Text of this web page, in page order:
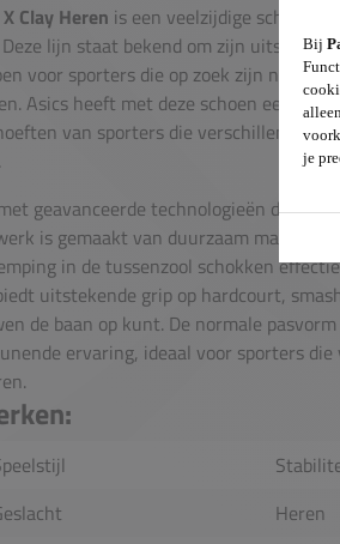
Clay Heren is een veelzijdige schoen
lijn staat bekend om zijn
voor sporters die op zoek zijn naar
Asics heeft met deze schoen een
van sporters die verschillende
geavanceerde technologieën die
is gemaakt van duurzaam materiaal
in de tussenzool schokken
uitstekende grip op hardcourt,
de baan op kunt. De normale
ervaring, ideaal voor sporters die
Heren